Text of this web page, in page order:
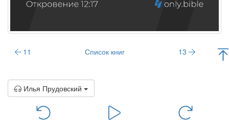
11 Список книг 13
Илья Прудовский